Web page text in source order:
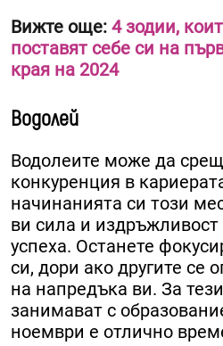
Вижте още: 4 зодии,
поставят себе си на
края на 2024
Водолей
Водолеите може да
конкуренция в
начинанията си този
ви сила и
успеха. Останете
си, дори ако другите се
на напредъка ви. За
занимават с
ноември е отлично